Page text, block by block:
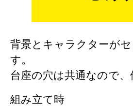
背景とキャラクターが
す。
台座の穴は共通なので
組み立て時